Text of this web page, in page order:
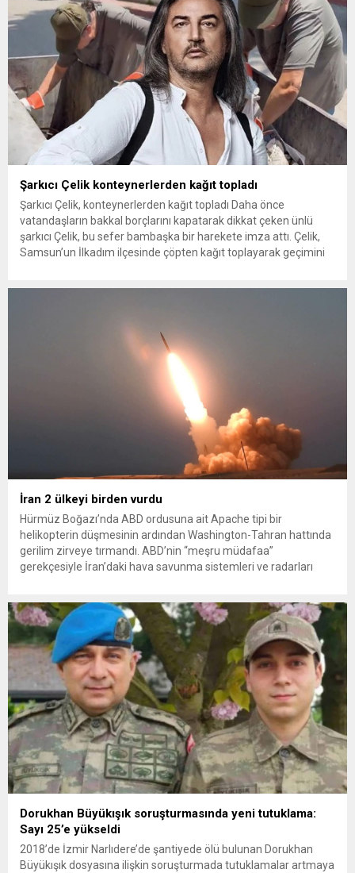
Şarkıcı Çelik konteynerlerden kağıt topladı
Şarkıcı Çelik, konteynerlerden kağıt topladı Daha önce
vatandaşların bakkal borçlarını kapatarak dikkat çeken ünlü
şarkıcı Çelik, bu sefer bambaşka bir harekete imza attı. Çelik,
Samsun’un İlkadım ilçesinde çöpten kağıt toplayarak geçimini
İran 2 ülkeyi birden vurdu
Hürmüz Boğazı’nda ABD ordusuna ait Apache tipi bir
helikopterin düşmesinin ardından Washington-Tahran hattında
gerilim zirveye tırmandı. ABD’nin “meşru müdafaa”
gerekçesiyle İran’daki hava savunma sistemleri ve radarları
yeni bir ABD saldırısına anında yanıt verileceğini duyurdu....
Dorukhan Büyükışık soruşturmasında yeni tutuklama:
Sayı 25’e yükseldi
2018’de İzmir Narlıdere’de şantiyede ölü bulunan Dorukhan
Büyükışık dosyasına ilişkin soruşturmada tutuklamalar artmaya